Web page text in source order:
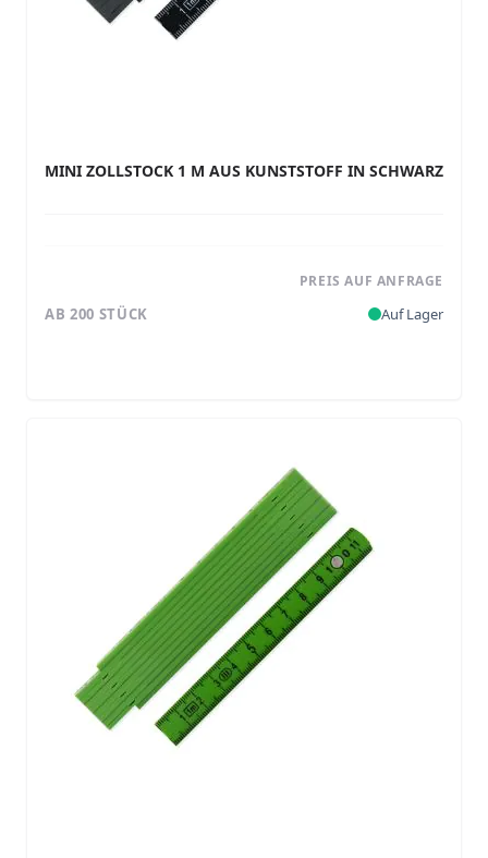
MINI ZOLLSTOCK 1 M AUS KUNSTSTOFF IN SCHWARZ
PREIS AUF ANFRAGE
AB 200 STÜCK Auf Lager